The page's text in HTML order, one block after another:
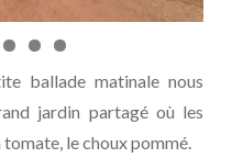
ballade matinale nous
jardin partagé où les
le choux pommé.